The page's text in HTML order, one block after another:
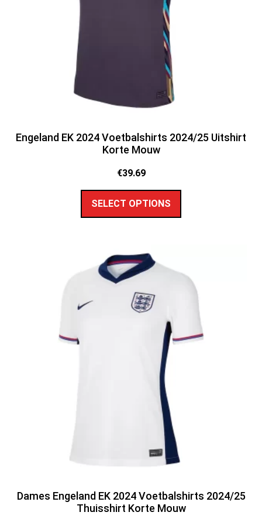
Engeland EK 2024 Voetbalshirts 2024/25 Uitshirt
Korte Mouw
€39.69
SELECT OPTIONS
Dames Engeland EK 2024 Voetbalshirts 2024/25
Thuisshirt Korte Mouw